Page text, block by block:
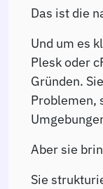
Das ist die
Und um es
Plesk oder
Gründen.
Problemen,
Aber sie
Sie